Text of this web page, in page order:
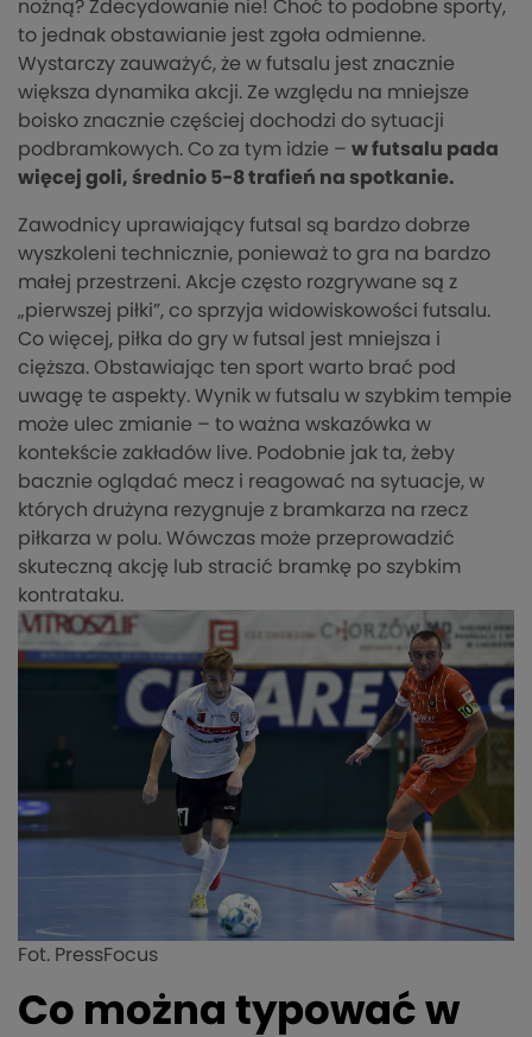
nożną? Zdecydowanie nie! Choć to podobne sporty,
to jednak obstawianie jest zgoła odmienne.
Wystarczy zauważyć, że w futsalu jest znacznie
większa dynamika akcji. Ze względu na mniejsze
boisko znacznie częściej dochodzi do sytuacji
podbramkowych. Co za tym idzie – w futsalu pada
więcej goli, średnio 5-8 trafień na spotkanie.
Zawodnicy uprawiający futsal są bardzo dobrze
wyszkoleni technicznie, ponieważ to gra na bardzo
małej przestrzeni. Akcje często rozgrywane są z
„pierwszej piłki”, co sprzyja widowiskowości futsalu.
Co więcej, piłka do gry w futsal jest mniejsza i
cięższa. Obstawiając ten sport warto brać pod
uwagę te aspekty. Wynik w futsalu w szybkim tempie
może ulec zmianie – to ważna wskazówka w
kontekście zakładów live. Podobnie jak ta, żeby
bacznie oglądać mecz i reagować na sytuacje, w
których drużyna rezygnuje z bramkarza na rzecz
piłkarza w polu. Wówczas może przeprowadzić
skuteczną akcję lub stracić bramkę po szybkim
kontrataku.
Fot. PressFocus
Co można typować w